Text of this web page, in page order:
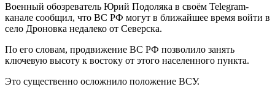
Военный обозреватель Юрий Подоляка в своём Telegram-
канале сообщил, что ВС РФ могут в ближайшее время войти в
село Дроновка недалеко от Северска.
По его словам, продвижение ВС РФ позволило занять
ключевую высоту к востоку от этого населенного пункта.
Это существенно осложнило положение ВСУ.